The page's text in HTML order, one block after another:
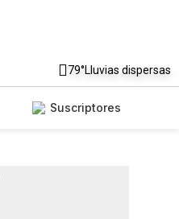
79°Lluvias dispersas
Suscriptores